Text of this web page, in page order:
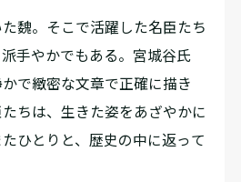
魏。そこで活躍した名臣たち
手やかでもある。宮城谷氏
で緻密な文章で正確に描き
ちは、生きた姿をあざやかに
ひとりと、歴史の中に返って